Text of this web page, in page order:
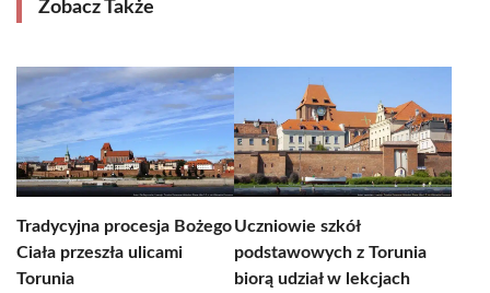
Zobacz Także
Tradycyjna procesja Bożego
Ciała przeszła ulicami
Torunia
Uczniowie szkół
podstawowych z Torunia
biorą udział w lekcjach